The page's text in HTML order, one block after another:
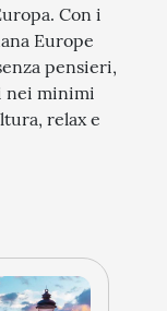
Con i
Europe
pensieri,
nei minimi
relax e